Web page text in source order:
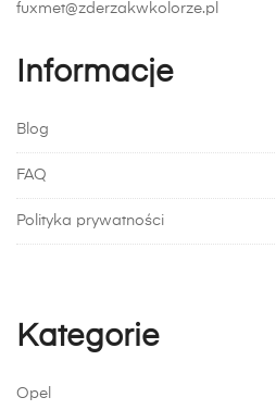
fuxmet@zderzakwkolorze.pl
Informacje
Blog
FAQ
Polityka prywatności
Kategorie
Opel